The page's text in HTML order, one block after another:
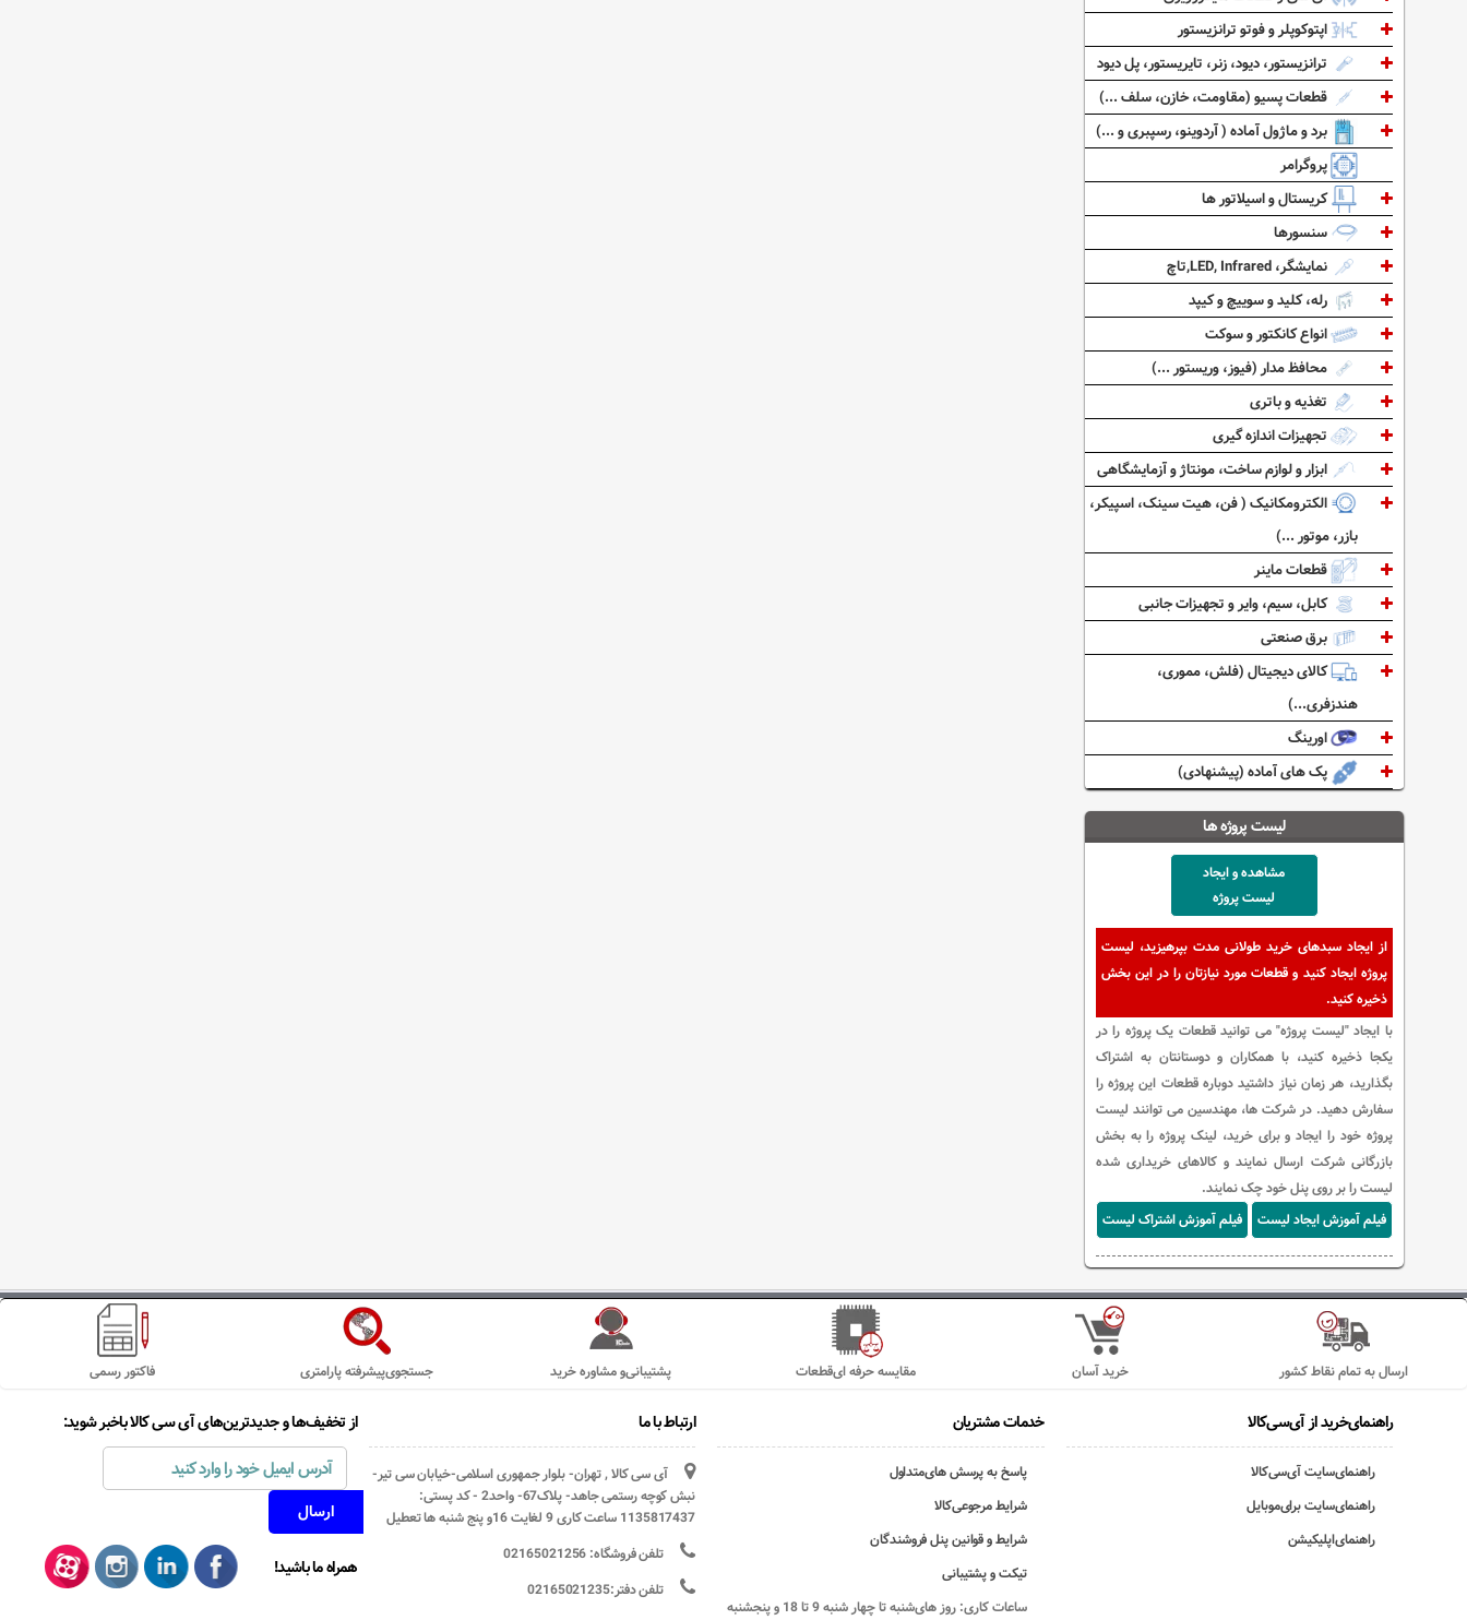
اپتوکوپلر و فوتو ترانزیستور
ترانزیستور، دیود، زنر، تایریستور، پل دیود
قطعات پسیو (مقاومت، خازن، سلف ...)
برد و ماژول آماده ( آردوینو، رسپبری و ...)
پروگرامر
کریستال و اسیلاتور ها
سنسورها
نمایشگر، LED, Infrared,تاچ
رله، کلید و سوییچ و کیپد
انواع کانکتور و سوکت
محافظ مدار (فیوز، وریستور ...)
تغذیه و باتری
تجهیزات اندازه گیری
ابزار و لوازم ساخت، مونتاژ و آزمایشگاهی
الکترومکانیک ( فن، هیت سینک، اسپیکر،
بازر، موتور ...)
قطعات ماینر
کابل، سیم، وایر و تجهیزات جانبی
برق صنعتی
کالای دیجیتال (فلش، مموری،
هندزفری...)
اورینگ
پک های آماده (پیشنهادی)
لیست پروژه ها
مشاهده و ایجاد
لیست پروژه
از ایجاد سبدهای خرید طولانی مدت بپرهیزید، لیست
پروژه ایجاد کنید و قطعات مورد نیازتان را در این بخش
ذخیره کنید.
با ایجاد "لیست پروژه" می توانید قطعات یک پروژه را در
یکجا ذخیره کنید، با همکاران و دوستانتان به اشتراک
بگذارید، هر زمان نیاز داشتید دوباره قطعات این پروژه را
سفارش دهید. در شرکت ها، مهندسین می توانند لیست
پروژه خود را ایجاد و برای خرید، لینک پروژه را به بخش
بازرگانی شرکت ارسال نمایند و کالاهای خریداری شده
لیست را بر روی پنل خود چک نمایند.
فیلم آموزش ایجاد لیست
فیلم آموزش اشتراک لیست
فاکتور رسمی جستجوی‌پیشرفته پارامتری پشتیبانی‌و مشاوره خرید مقایسه حرفه ای‌قطعات خرید آسان ارسال به تمام نقاط کشور
راهنمای‌خرید از آی‌سی‌کالا
راهنمای‌سایت آی‌سی‌کالا
راهنمای‌سایت برای‌موبایل
راهنمای‌اپلیکیشن
خدمات مشتریان
پاسخ به پرسش های‌متداول
شرایط مرجوعی‌کالا
شرایط و قوانین پنل فروشندگان
تیکت و پشتیبانی
ساعات کاری: روز های‌شنبه تا چهار شنبه 9 تا 18 و پنجشنبه
ارتباط با ما
آی سی کالا , تهران- بلوار جمهوری اسلامی-خیابان سی تیر-
نبش کوچه رستمی جاهد- پلاک67- واحد2 - کد پستی:
1135817437 ساعت کاری 9 لغایت 16و پنج شنبه ها تعطیل
تلفن فروشگاه: 02165021256
تلفن دفتر:02165021235
از تخفیف‌ها و جدیدترین‌های آی سی کالا باخبر شوید:
همراه ما باشید!